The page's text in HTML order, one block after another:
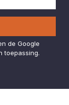
de Google
toepassing.